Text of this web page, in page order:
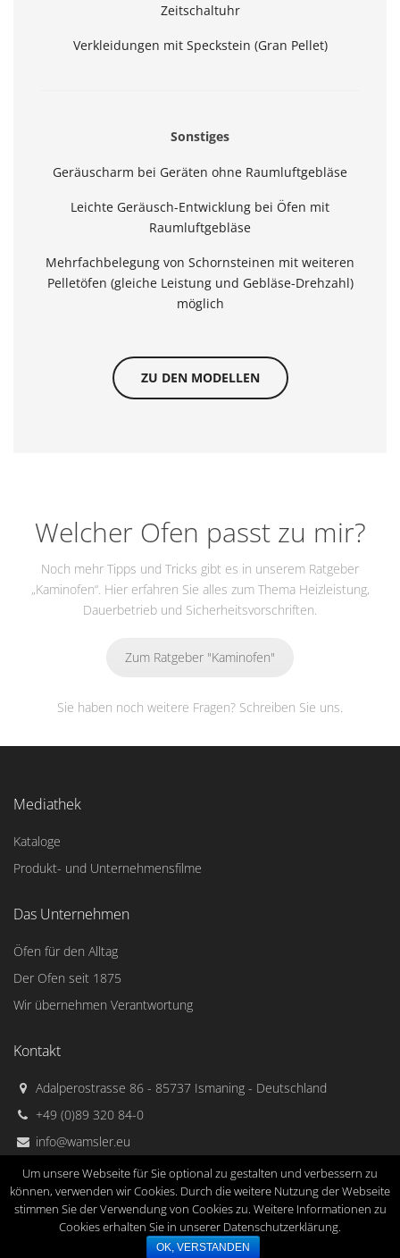
Zeitschaltuhr
Verkleidungen mit Speckstein (Gran Pellet)
Sonstiges
Geräuscharm bei Geräten ohne Raumluftgebläse
Leichte Geräusch-Entwicklung bei Öfen mit
Raumluftgebläse
Mehrfachbelegung von Schornsteinen mit weiteren
Pelletöfen (gleiche Leistung und Gebläse-Drehzahl)
möglich
ZU DEN MODELLEN
Welcher Ofen passt zu mir?
Noch mehr Tipps und Tricks gibt es in unserem Ratgeber
„Kaminofen“. Hier erfahren Sie alles zum Thema Heizleistung,
Dauerbetrieb und Sicherheitsvorschriften.
Zum Ratgeber "Kaminofen"
Sie haben noch weitere Fragen? Schreiben Sie uns.
Mediathek
Kataloge
Produkt- und Unternehmensfilme
Das Unternehmen
Öfen für den Alltag
Der Ofen seit 1875
Wir übernehmen Verantwortung
Kontakt
Adalperostrasse 86 - 85737 Ismaning - Deutschland
+49 (0)89 320 84-0
info@wamsler.eu
Wamsler Haus und Küchentechnik GmbH © 2015
Impressum
Datenschutz Copyright
Um unsere Webseite für Sie optional zu gestalten und verbessern zu
können, verwenden wir Cookies. Durch die weitere Nutzung der Webseite
stimmen Sie der Verwendung von Cookies zu. Weitere Informationen zu
Cookies erhalten Sie in unserer Datenschutzerklärung.
OK, VERSTANDEN